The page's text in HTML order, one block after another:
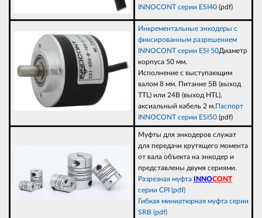
INNOCONT серии ESI40 (pdf)
Инкрементальные энкодеры с
фиксированным разрешением
INNOCONT серии ESI 50Диаметр
корпуса 50 мм.
Исполнение с выступающим
валом 8 мм. Питание 5В (выход
TTL) или 24В (выход НTL),
аксиальный кабель 2 м.Паспорт
INNOCONT серии ESI50 (pdf)
Муфты для энкодеров служат
для передачи крутящего момента
от вала объекта на энкодер и
представлены двумя сериями.
Разрезная муфта INNOCONT
серии CPI (pdf)
Гибкая миниатюрная муфта серии
SRB (pdf)